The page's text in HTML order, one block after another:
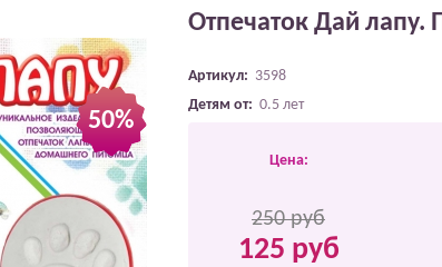
50%
Отпечаток Дай лапу.
Артикул: 3598
Детям от: 0.5 лет
Цена:
250 руб
125 руб